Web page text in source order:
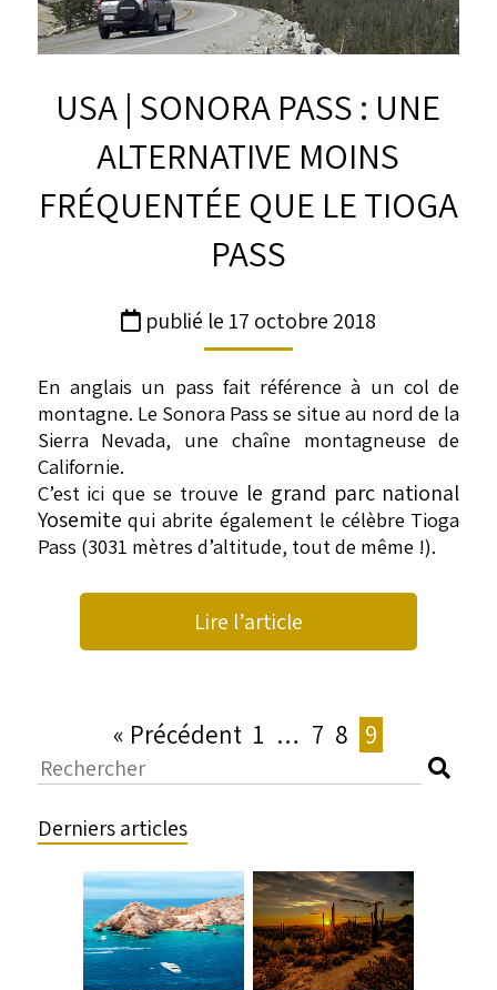
USA | SONORA PASS : UNE
ALTERNATIVE MOINS
FRÉQUENTÉE QUE LE TIOGA
PASS
publié le 17 octobre 2018
En anglais un pass fait référence à un col de
montagne. Le Sonora Pass se situe au nord de la
Sierra Nevada, une chaîne montagneuse de
Californie.
C’est ici que se trouve le grand parc national
Yosemite qui abrite également le célèbre Tioga
Pass (3031 mètres d’altitude, tout de même !).
Lire l’article
« Précédent 1 … 7 8 9
Derniers articles